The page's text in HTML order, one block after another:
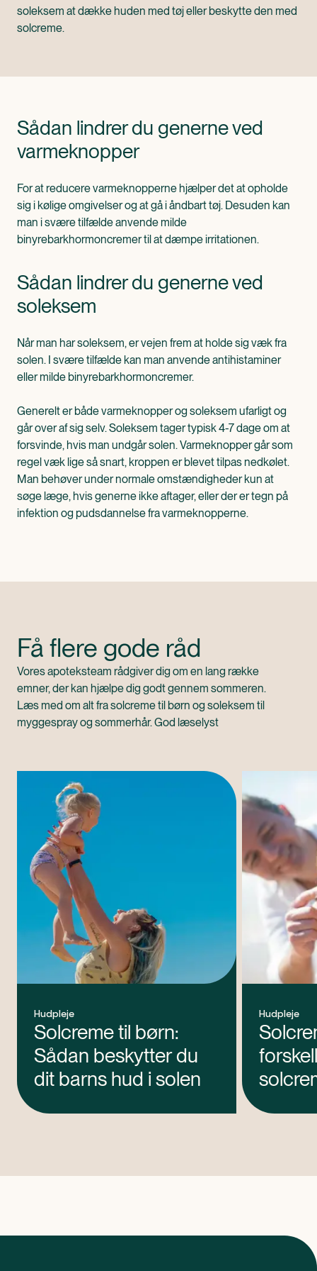
soleksem at dække huden med tøj eller beskytte den med
solcreme.
Sådan lindrer du generne ved
varmeknopper
For at reducere varmeknopperne hjælper det at opholde
sig i kølige omgivelser og at gå i åndbart tøj. Desuden kan
man i svære tilfælde anvende milde
binyrebarkhormoncremer til at dæmpe irritationen.
Sådan lindrer du generne ved
soleksem
Når man har soleksem, er vejen frem at holde sig væk fra
solen. I svære tilfælde kan man anvende antihistaminer
eller milde binyrebarkhormoncremer.
Generelt er både varmeknopper og soleksem ufarligt og
går over af sig selv. Soleksem tager typisk 4-7 dage om at
forsvinde, hvis man undgår solen. Varmeknopper går som
regel væk lige så snart, kroppen er blevet tilpas nedkølet.
Man behøver under normale omstændigheder kun at
søge læge, hvis generne ikke aftager, eller der er tegn på
infektion og pudsdannelse fra varmeknopperne.
Få flere gode råd
Vores apoteksteam rådgiver dig om en lang række
emner, der kan hjælpe dig godt gennem sommeren.
Læs med om alt fra solcreme til børn og soleksem til
myggespray og sommerhår. God læselyst
artikler
Hudpleje
Solcreme til børn:
Sådan beskytter du
dit barns hud i solen
Hudpleje